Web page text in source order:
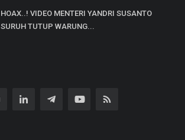
HOAX..! VIDEO MENTERI YANDRI SUSANTO
SURUH TUTUP WARUNG...